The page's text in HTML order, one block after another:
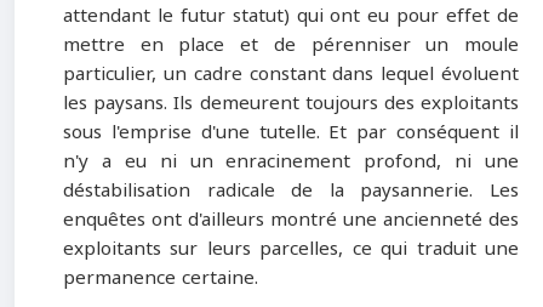
attendant le futur statut) qui ont eu pour effet de
mettre en place et de pérenniser un moule
particulier, un cadre constant dans lequel évoluent
les paysans. Ils demeurent toujours des exploitants
sous l'emprise d'une tutelle. Et par conséquent il
n'y a eu ni un enracinement profond, ni une
déstabilisation radicale de la paysannerie. Les
enquêtes ont d'ailleurs montré une ancienneté des
exploitants sur leurs parcelles, ce qui traduit une
permanence certaine.